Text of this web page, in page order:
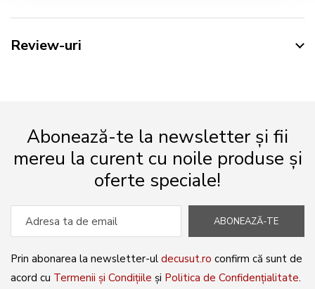
Review-uri
Abonează-te la newsletter și fii
mereu la curent cu noile produse și
oferte speciale!
ABONEAZĂ-TE
Prin abonarea la newsletter-ul decusut.ro confirm că sunt de
acord cu Termenii și Condițiile și Politica de Confidențialitate.